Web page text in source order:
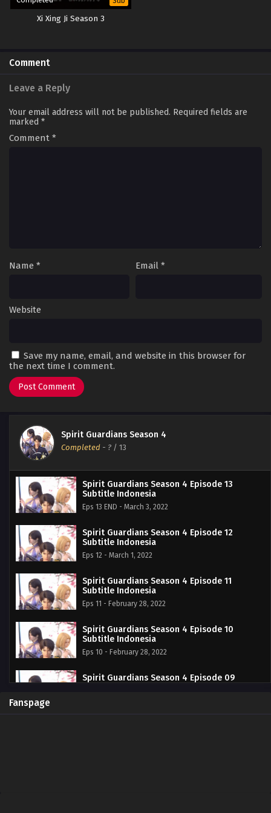
Xi Xing Ji Season 3
Comment
Leave a Reply
Your email address will not be published. Required fields are
marked *
Comment *
Name * Email *
Website
Save my name, email, and website in this browser for
the next time I comment.
Spirit Guardians Season 4
Completed - ? / 13
Spirit Guardians Season 4 Episode 13
Subtitle Indonesia
Eps 13 END - March 3, 2022
Spirit Guardians Season 4 Episode 12
Subtitle Indonesia
Eps 12 - March 1, 2022
Spirit Guardians Season 4 Episode 11
Subtitle Indonesia
Eps 11 - February 28, 2022
Spirit Guardians Season 4 Episode 10
Subtitle Indonesia
Eps 10 - February 28, 2022
Spirit Guardians Season 4 Episode 09
Fanspage